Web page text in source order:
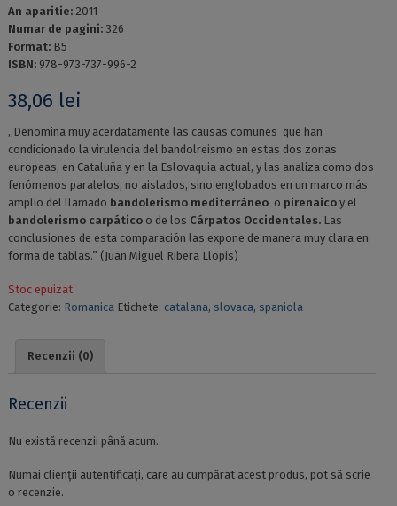
An aparitie: 2011
Numar de pagini: 326
Format: B5
ISBN: 978-973-737-996-2
38,06 lei
,,Denomina muy acerdatamente las causas comunes que han
condicionado la virulencia del bandolreismo en estas dos zonas
europeas, en Cataluña y en la Eslovaquia actual, y las analiza como dos
fenómenos paralelos, no aislados, sino englobados en un marco más
amplio del llamado bandolerismo mediterráneo o pirenaico y el
bandolerismo carpático o de los Cárpatos Occidentales. Las
conclusiones de esta comparación las expone de manera muy clara en
forma de tablas.” (Juan Miguel Ribera Llopis)
Stoc epuizat
Categorie: Romanica Etichete: catalana, slovaca, spaniola
Recenzii (0)
Recenzii
Nu există recenzii până acum.
Numai clienții autentificați, care au cumpărat acest produs, pot să scrie
o recenzie.